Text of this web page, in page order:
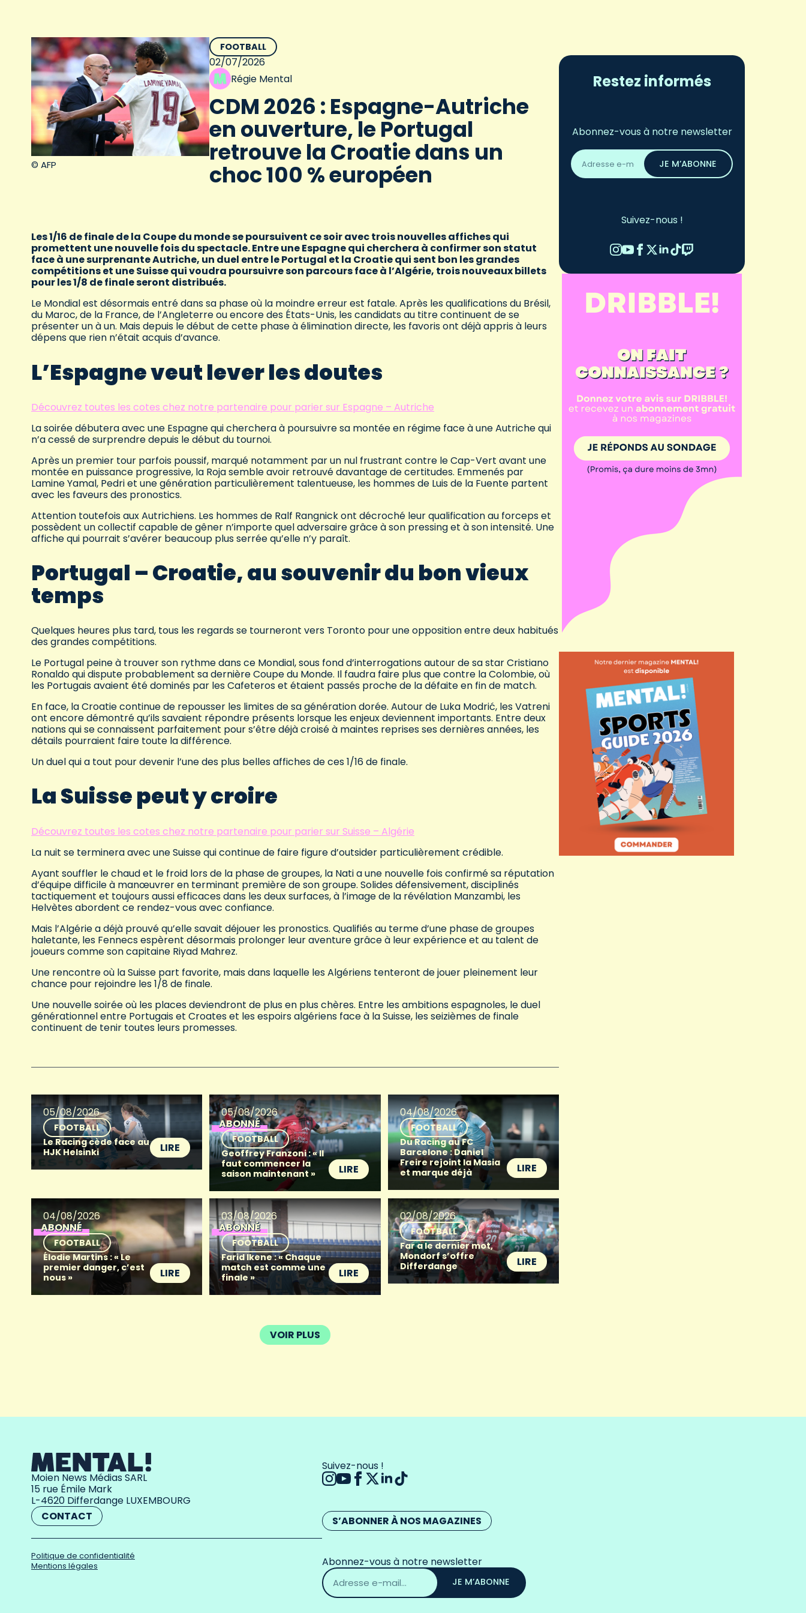
© AFP
FOOTBALL
02/07/2026
Régie Mental
CDM 2026 : Espagne-Autriche
en ouverture, le Portugal
retrouve la Croatie dans un
choc 100 % européen
Les 1/16 de finale de la Coupe du monde se poursuivent ce soir avec trois nouvelles affiches qui
promettent une nouvelle fois du spectacle. Entre une Espagne qui cherchera à confirmer son statut
face à une surprenante Autriche, un duel entre le Portugal et la Croatie qui sent bon les grandes
compétitions et une Suisse qui voudra poursuivre son parcours face à l’Algérie, trois nouveaux billets
pour les 1/8 de finale seront distribués.
Le Mondial est désormais entré dans sa phase où la moindre erreur est fatale. Après les qualifications du Brésil,
du Maroc, de la France, de l’Angleterre ou encore des États-Unis, les candidats au titre continuent de se
présenter un à un. Mais depuis le début de cette phase à élimination directe, les favoris ont déjà appris à leurs
dépens que rien n’était acquis d’avance.
L’Espagne veut lever les doutes
Découvrez toutes les cotes chez notre partenaire pour parier sur Espagne – Autriche
La soirée débutera avec une Espagne qui cherchera à poursuivre sa montée en régime face à une Autriche qui
n’a cessé de surprendre depuis le début du tournoi.
Après un premier tour parfois poussif, marqué notamment par un nul frustrant contre le Cap-Vert avant une
montée en puissance progressive, la Roja semble avoir retrouvé davantage de certitudes. Emmenés par
Lamine Yamal, Pedri et une génération particulièrement talentueuse, les hommes de Luis de la Fuente partent
avec les faveurs des pronostics.
Attention toutefois aux Autrichiens. Les hommes de Ralf Rangnick ont décroché leur qualification au forceps et
possèdent un collectif capable de gêner n’importe quel adversaire grâce à son pressing et à son intensité. Une
affiche qui pourrait s’avérer beaucoup plus serrée qu’elle n’y paraît.
Portugal – Croatie, au souvenir du bon vieux
temps
Quelques heures plus tard, tous les regards se tourneront vers Toronto pour une opposition entre deux habitués
des grandes compétitions.
Le Portugal peine à trouver son rythme dans ce Mondial, sous fond d’interrogations autour de sa star Cristiano
Ronaldo qui dispute probablement sa dernière Coupe du Monde. Il faudra faire plus que contre la Colombie, où
les Portugais avaient été dominés par les Cafeteros et étaient passés proche de la défaite en fin de match.
En face, la Croatie continue de repousser les limites de sa génération dorée. Autour de Luka Modrić, les Vatreni
ont encore démontré qu’ils savaient répondre présents lorsque les enjeux deviennent importants. Entre deux
nations qui se connaissent parfaitement pour s’être déjà croisé à maintes reprises ses dernières années, les
détails pourraient faire toute la différence.
Un duel qui a tout pour devenir l’une des plus belles affiches de ces 1/16 de finale.
La Suisse peut y croire
Découvrez toutes les cotes chez notre partenaire pour parier sur Suisse – Algérie
La nuit se terminera avec une Suisse qui continue de faire figure d’outsider particulièrement crédible.
Ayant souffler le chaud et le froid lors de la phase de groupes, la Nati a une nouvelle fois confirmé sa réputation
d’équipe difficile à manœuvrer en terminant première de son groupe. Solides défensivement, disciplinés
tactiquement et toujours aussi efficaces dans les deux surfaces, à l’image de la révélation Manzambi, les
Helvètes abordent ce rendez-vous avec confiance.
Mais l’Algérie a déjà prouvé qu’elle savait déjouer les pronostics. Qualifiés au terme d’une phase de groupes
haletante, les Fennecs espèrent désormais prolonger leur aventure grâce à leur expérience et au talent de
joueurs comme son capitaine Riyad Mahrez.
Une rencontre où la Suisse part favorite, mais dans laquelle les Algériens tenteront de jouer pleinement leur
chance pour rejoindre les 1/8 de finale.
Une nouvelle soirée où les places deviendront de plus en plus chères. Entre les ambitions espagnoles, le duel
générationnel entre Portugais et Croates et les espoirs algériens face à la Suisse, les seizièmes de finale
continuent de tenir toutes leurs promesses.
05/08/2026
FOOTBALL
Le Racing cède face au
HJK Helsinki
LIRE
05/08/2026
ABONNÉ
FOOTBALL
Geoffrey Franzoni : « Il
faut commencer la
saison maintenant »
LIRE
04/08/2026
FOOTBALL
Du Racing au FC
Barcelone : Daniel
Freire rejoint la Masia
et marque déjà
LIRE
04/08/2026
ABONNÉ
FOOTBALL
Élodie Martins : « Le
premier danger, c’est
nous »
LIRE
03/08/2026
ABONNÉ
FOOTBALL
Farid Ikene : « Chaque
match est comme une
finale »
LIRE
02/08/2026
FOOTBALL
Far a le dernier mot,
Mondorf s’offre
Differdange
LIRE
VOIR PLUS
Restez informés
Abonnez-vous à notre newsletter
Adresse
email
*
JE M’ABONNE
Suivez-nous !
Moien News Médias SARL
15 rue Émile Mark
L-4620 Differdange LUXEMBOURG
CONTACT
Politique de confidentialité
Mentions légales
Suivez-nous !
S’ABONNER À NOS MAGAZINES
Abonnez-vous à notre newsletter
Adresse
email
*
JE M’ABONNE